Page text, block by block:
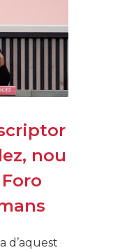
nou
d’aquest